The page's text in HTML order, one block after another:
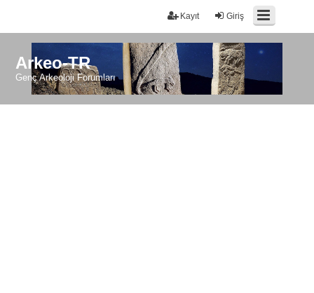
Giriş
Kayıt
Arkeo-TR
Genç Arkeoloji Forumları